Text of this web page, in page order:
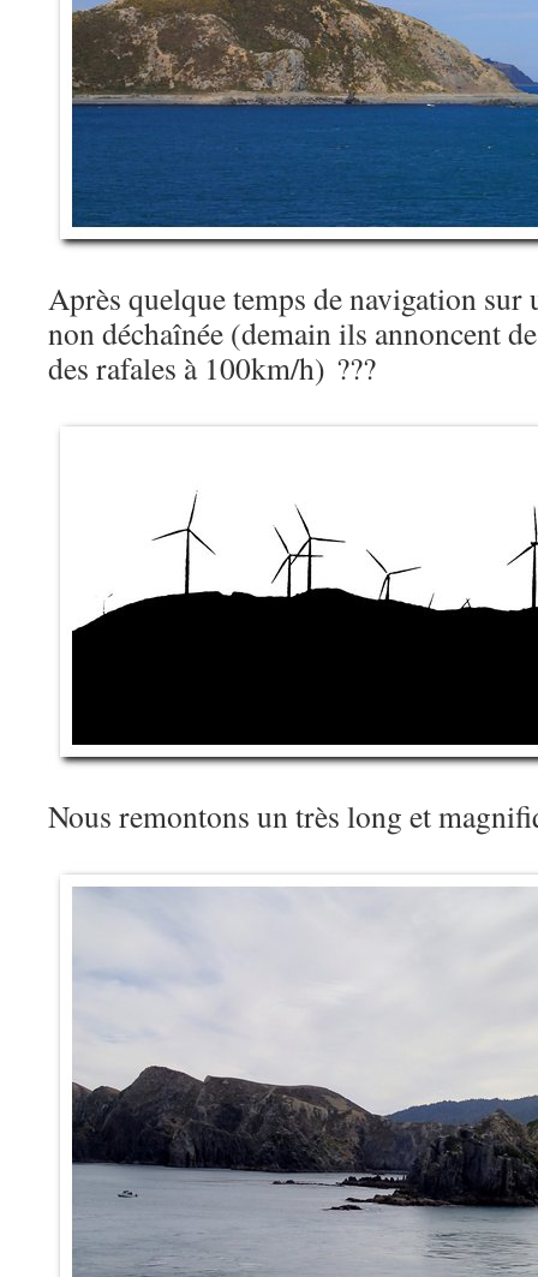
Après quelque temps de navigation sur
non déchaînée (demain ils annoncent
des rafales à 100km/h) ???
Nous remontons un très long et